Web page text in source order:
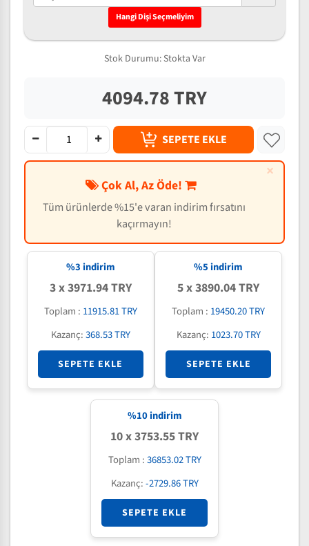
Hangi Dişi Seçmeliyim
Stok Durumu: Stokta Var
4094.78 TRY
SEPETE EKLE
×
Çok Al, Az Öde!
Tüm ürünlerde %15'e varan indirim fırsatını
kaçırmayın!
%3 indirim
3 x 3971.94 TRY
Toplam : 11915.81 TRY
Kazanç:368.53 TRY
SEPETE EKLE
%5 indirim
5 x 3890.04 TRY
Toplam : 19450.20 TRY
Kazanç: 1023.70 TRY
SEPETE EKLE
%10indirim
10 x 3753.55 TRY
Toplam :36853.02 TRY
Kazanç:-2729.86 TRY
SEPETE EKLE